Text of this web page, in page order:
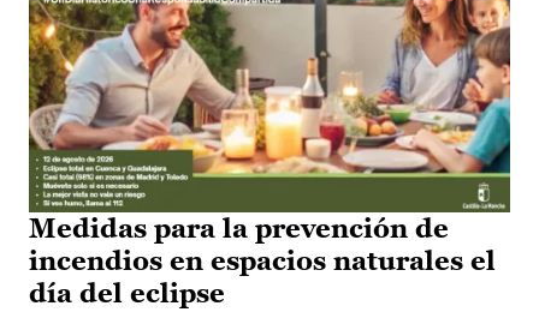
Medidas para la prevención de
incendios en espacios naturales el
día del eclipse